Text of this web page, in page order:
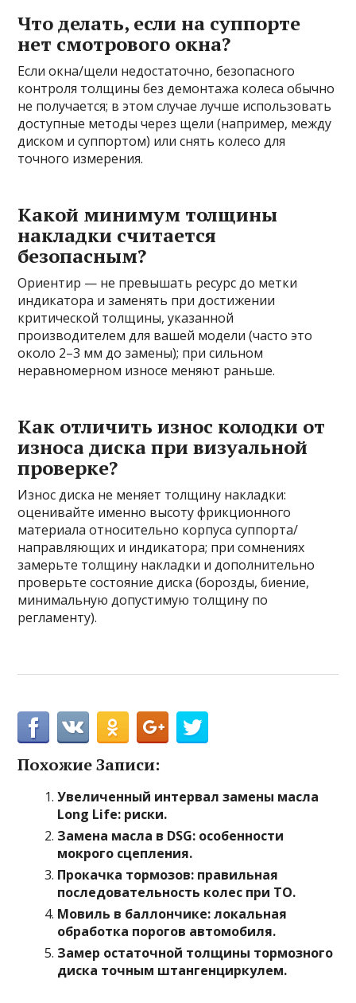
Что делать, если на суппорте
нет смотрового окна?
Если окна/щели недостаточно, безопасного
контроля толщины без демонтажа колеса обычно
не получается; в этом случае лучше использовать
доступные методы через щели (например, между
диском и суппортом) или снять колесо для
точного измерения.
Какой минимум толщины
накладки считается
безопасным?
Ориентир — не превышать ресурс до метки
индикатора и заменять при достижении
критической толщины, указанной
производителем для вашей модели (часто это
около 2–3 мм до замены); при сильном
неравномерном износе меняют раньше.
Как отличить износ колодки от
износа диска при визуальной
проверке?
Износ диска не меняет толщину накладки:
оценивайте именно высоту фрикционного
материала относительно корпуса суппорта/
направляющих и индикатора; при сомнениях
замерьте толщину накладки и дополнительно
проверьте состояние диска (борозды, биение,
минимальную допустимую толщину по
регламенту).
Похожие Записи:
Увеличенный интервал замены масла
Long Life: риски.
Замена масла в DSG: особенности
мокрого сцепления.
Прокачка тормозов: правильная
последовательность колес при ТО.
Мовиль в баллончике: локальная
обработка порогов автомобиля.
Замер остаточной толщины тормозного
диска точным штангенциркулем.